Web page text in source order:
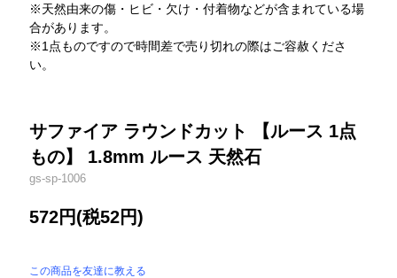
※天然由来の傷・ヒビ・欠け・付着物などが含まれている場
合があります。
※1点ものですので時間差で売り切れの際はご容赦くださ
い。
サファイア ラウンドカット 【ルース 1点
もの】 1.8mm ルース 天然石
gs-sp-1006
572円(税52円)
この商品を友達に教える